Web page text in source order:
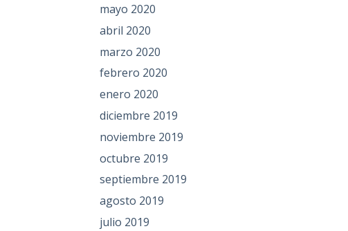
mayo 2020
abril 2020
marzo 2020
febrero 2020
enero 2020
diciembre 2019
noviembre 2019
octubre 2019
septiembre 2019
agosto 2019
julio 2019